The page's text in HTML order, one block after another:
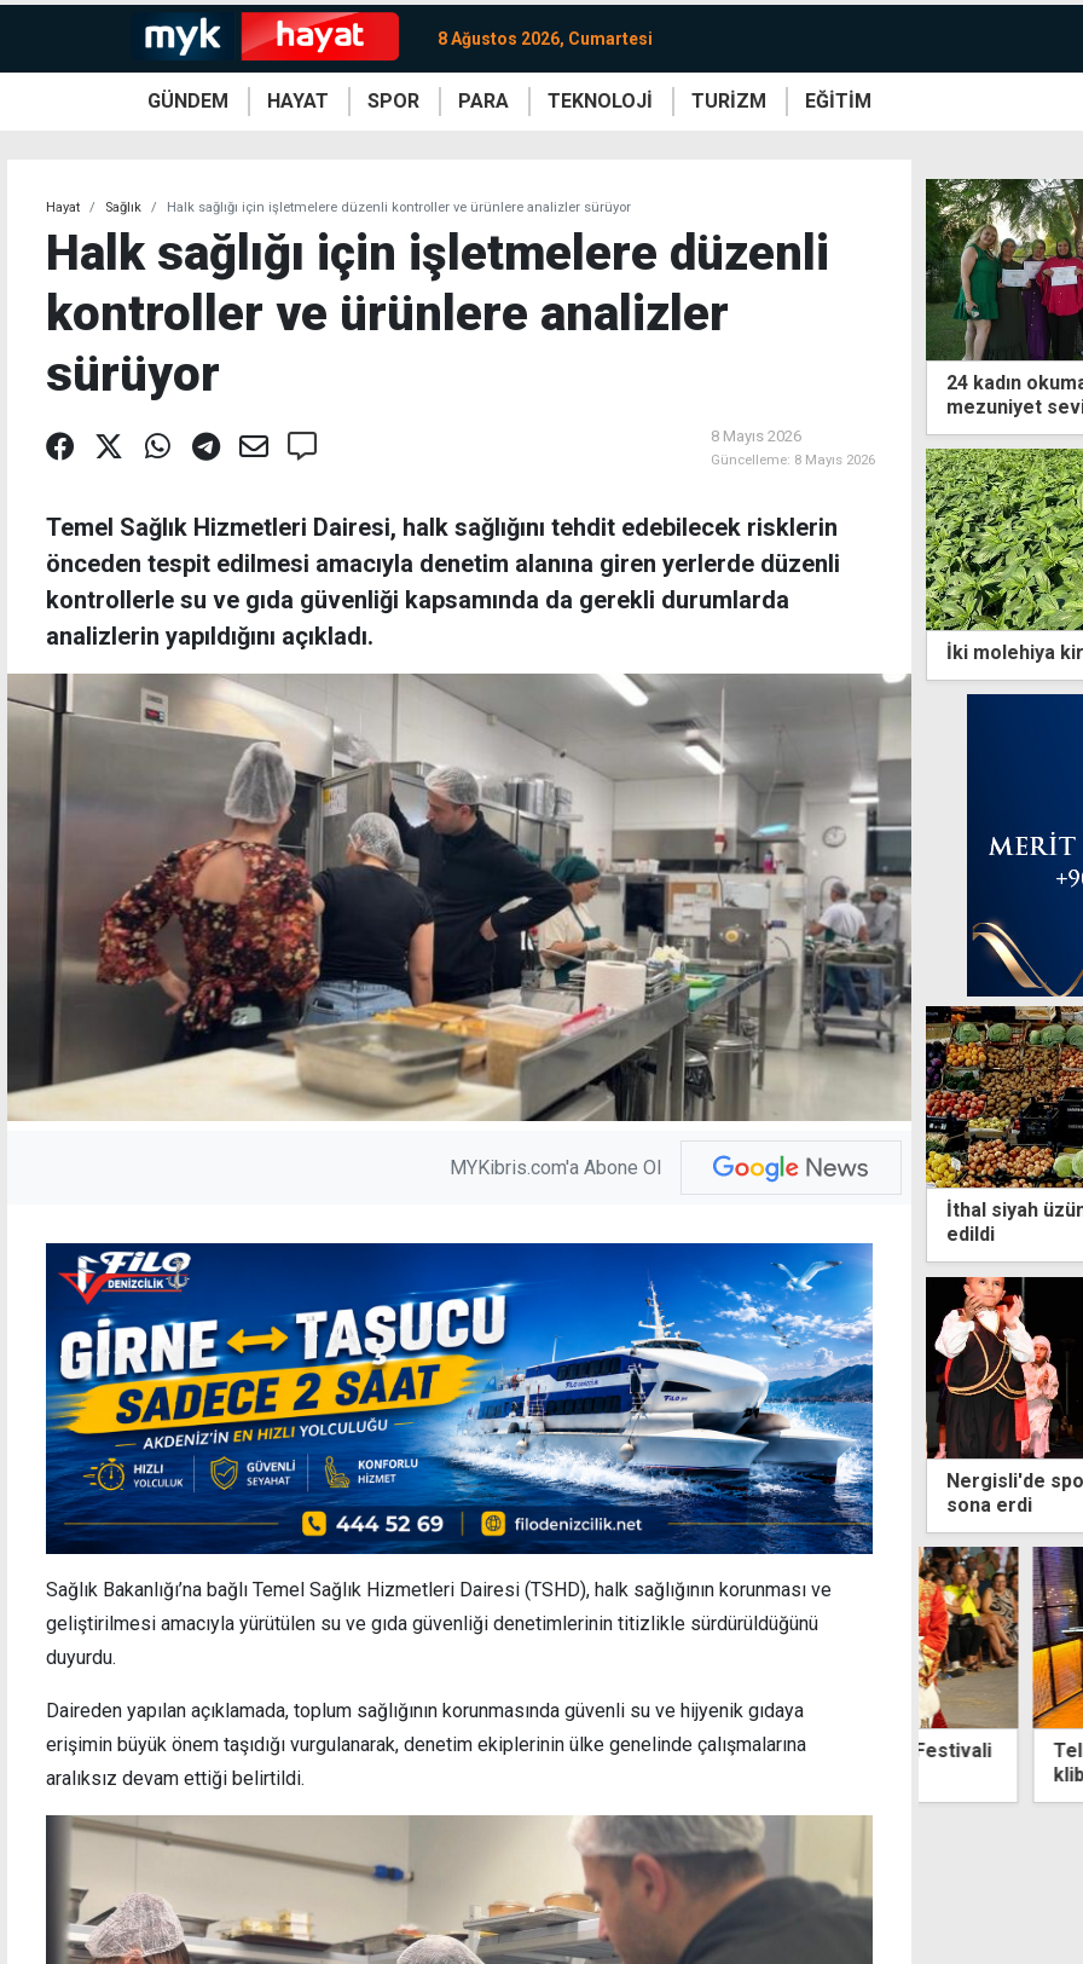
8 Ağustos 2026, Cumartesi
GÜNDEM HAYAT SPOR PARA TEKNOLOJİ TURİZM EĞİTİM
Hayat Sağlık Halk sağlığı için işletmelere düzenli kontroller ve ürünlere analizler sürüyor
Halk sağlığı için işletmelere düzenli
kontroller ve ürünlere analizler
sürüyor
8 Mayıs 2026
Güncelleme: 8 Mayıs 2026
Temel Sağlık Hizmetleri Dairesi, halk sağlığını tehdit edebilecek risklerin
önceden tespit edilmesi amacıyla denetim alanına giren yerlerde düzenli
kontrollerle su ve gıda güvenliği kapsamında da gerekli durumlarda
analizlerin yapıldığını açıkladı.
MYKibris.com'a Abone Ol
Sağlık Bakanlığı’na bağlı Temel Sağlık Hizmetleri Dairesi (TSHD), halk sağlığının korunması ve
geliştirilmesi amacıyla yürütülen su ve gıda güvenliği denetimlerinin titizlikle sürdürüldüğünü
duyurdu.
Daireden yapılan açıklamada, toplum sağlığının korunmasında güvenli su ve hijyenik gıdaya
erişimin büyük önem taşıdığı vurgulanarak, denetim ekiplerinin ülke genelinde çalışmalarına
aralıksız devam ettiği belirtildi.
24 kadın
mezuniyet
İki molehiya
İthal siyah
edildi
Nergisli'de
sona erdi
Lefkoşa Gençlik Günleri başladı: 4
Ağustos'ta sinema gecesi
2'nci İncirli Mağara Kültür ve Sanat Festivali
Telsim
klibi yayımlandı